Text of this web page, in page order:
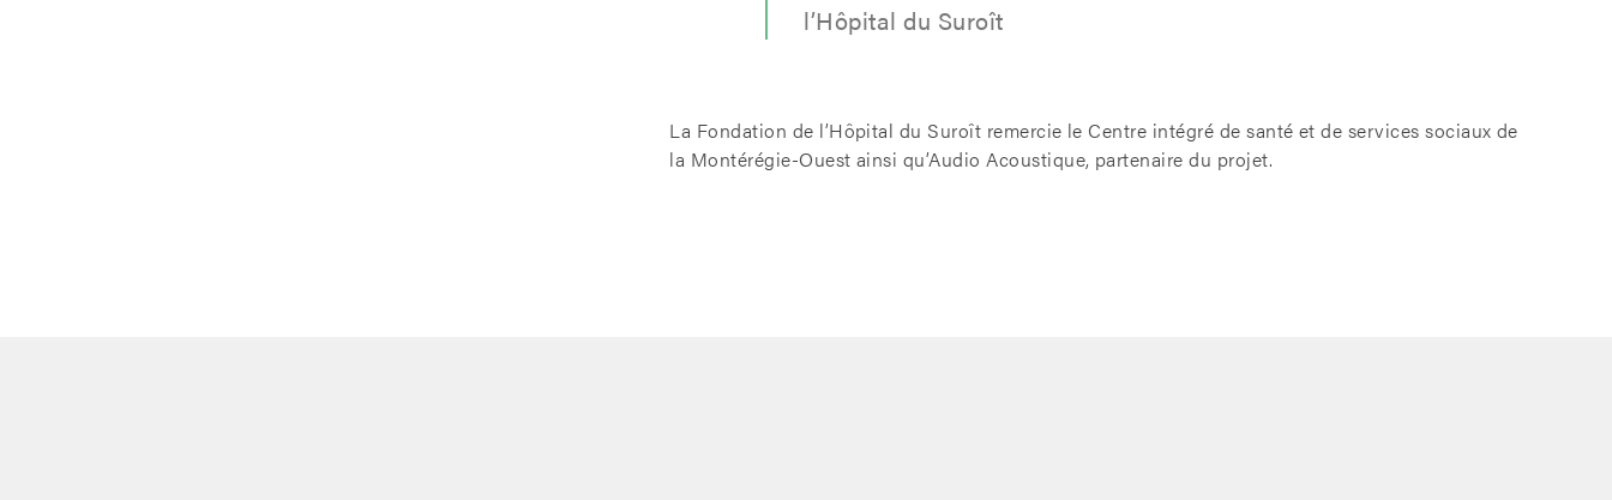
l’Hôpital du Suroît
La Fondation de l’Hôpital du Suroît remercie le Centre intégré de santé et de services sociaux de
la Montérégie-Ouest ainsi qu’Audio Acoustique, partenaire du projet.